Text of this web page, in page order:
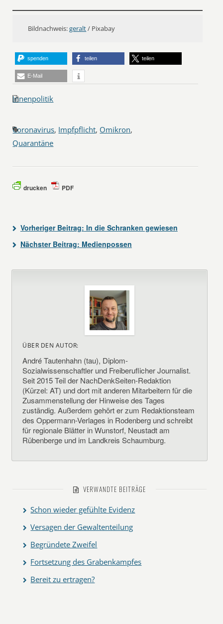
Bildnachweis:geralt/ Pixabay
spenden teilen teilen
E-Mail
Innenpolitik
Coronavirus, Impfpflicht, Omikron,
Quarantäne
drucken PDF
Vorheriger Beitrag: In die Schranken gewiesen
Nächster Beitrag: Medienpossen
ÜBER DEN AUTOR:
André Tautenhahn (tau), Diplom-
Sozialwissenschaftler und Freiberuflicher Journalist.
Seit 2015 Teil der NachDenkSeiten-Redaktion
(Kürzel: AT) und dort mit anderen Mitarbeitern für die
Zusammenstellung der Hinweise des Tages
zuständig. Außerdem gehört er zum Redaktionsteam
des Oppermann-Verlages in Rodenberg und schreibt
für regionale Blätter in Wunstorf, Neustadt am
Rübenberge und im Landkreis Schaumburg.
VERWANDTE BEITRÄGE
Schon wieder gefühlte Evidenz
Versagen der Gewaltenteilung
Begründete Zweifel
Fortsetzung des Grabenkampfes
Bereit zu ertragen?